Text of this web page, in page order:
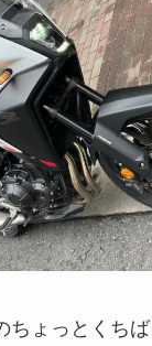
ちょっとくち